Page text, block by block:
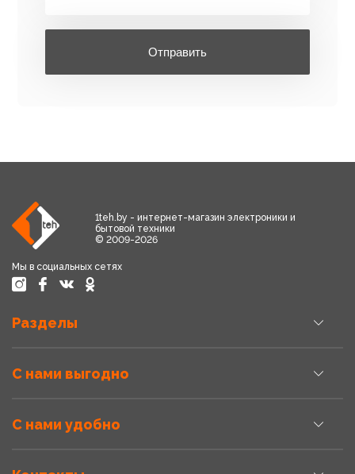
Отправить
1teh.by - интернет-магазин электроники и
бытовой техники
© 2009-2026
Мы в социальных сетях
Разделы
С нами выгодно
С нами удобно